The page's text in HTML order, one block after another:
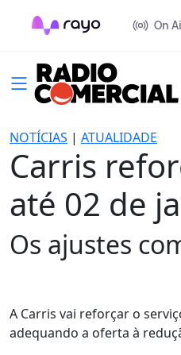
On
NOTÍCIAS | ATUALIDADE
Carris
até 02 de
Os ajustes
A Carris vai reforçar o
adequando a oferta à